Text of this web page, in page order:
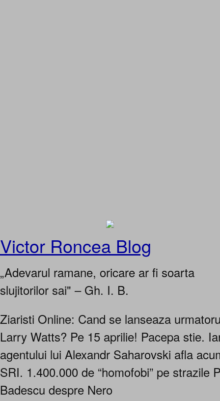
Victor Roncea Blog
„Adevarul ramane, oricare ar fi soarta
slujitorilor sai" – Gh. I. B.
Ziaristi Online: Cand se lanseaza
Larry Watts? Pe 15 aprilie! Pacepa stie.
agentului lui Alexandr Saharovski afla
SRI. 1.400.000 de “homofobi” pe strazile
Badescu despre Nero